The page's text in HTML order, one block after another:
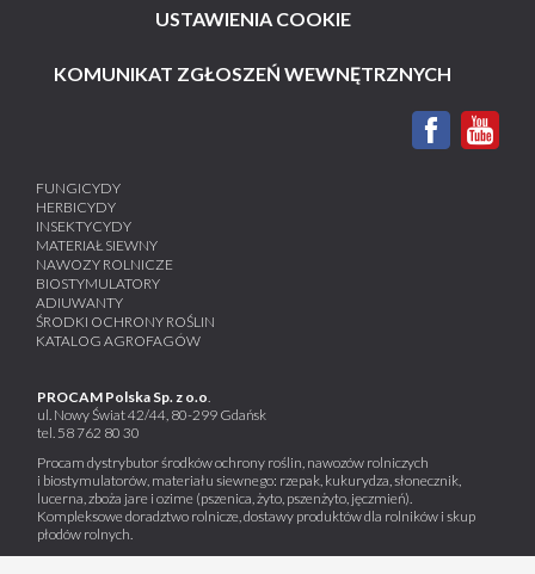
USTAWIENIA COOKIE
KOMUNIKAT ZGŁOSZEŃ WEWNĘTRZNYCH
FUNGICYDY
HERBICYDY
INSEKTYCYDY
MATERIAŁ SIEWNY
NAWOZY ROLNICZE
BIOSTYMULATORY
ADIUWANTY
ŚRODKI OCHRONY ROŚLIN
KATALOG AGROFAGÓW
PROCAM Polska Sp. z o.o
ul. Nowy Świat 42/44, 80-299 Gdańsk
tel. 58 762 80 30
Procam dystrybutor środków ochrony roślin, nawozów rolniczych
i biostymulatorów, materiału siewnego: rzepak, kukurydza, słonecznik,
lucerna, zboża jare i ozime (pszenica, żyto, pszenżyto, jęczmień).
Kompleksowe doradztwo rolnicze, dostawy produktów dla rolników i skup
płodów rolnych.